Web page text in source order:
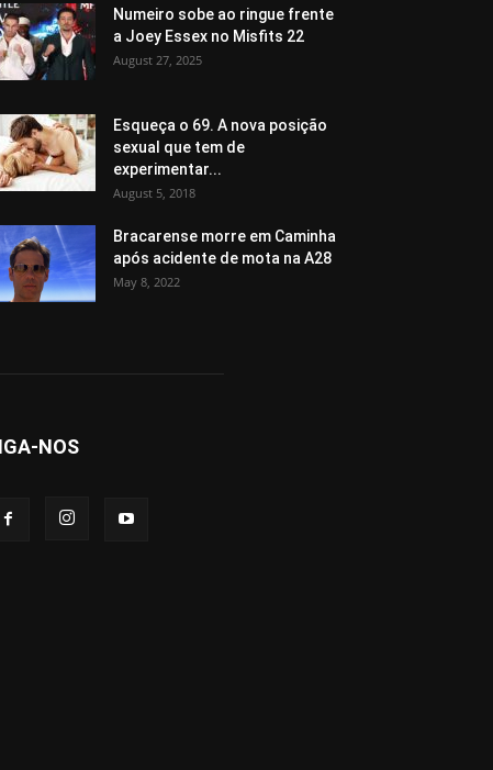
Numeiro sobe ao ringue frente
a Joey Essex no Misfits 22
August 27, 2025
Esqueça o 69. A nova posição
sexual que tem de
experimentar...
August 5, 2018
Bracarense morre em Caminha
após acidente de mota na A28
May 8, 2022
NOS